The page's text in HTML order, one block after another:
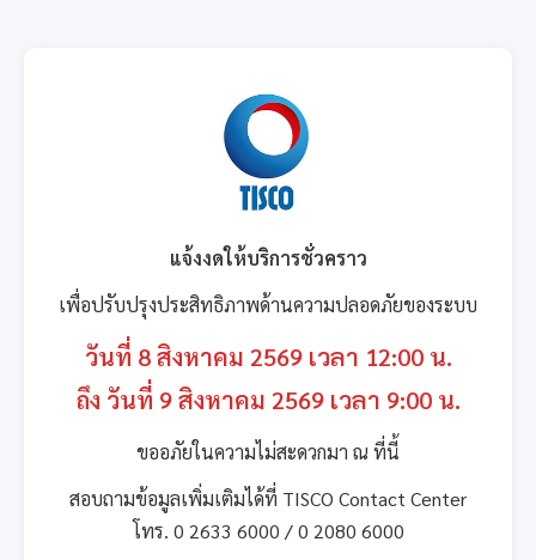
แจ้งงดให้บริการชั่วคราว
เพื่อปรับปรุงประสิทธิภาพด้านความปลอดภัยของระบบ
วันที่ 8 สิงหาคม 2569 เวลา 12:00 น.
ถึง วันที่ 9 สิงหาคม 2569 เวลา 9:00 น.
ขออภัยในความไม่สะดวกมา ณ ที่นี้
สอบถามข้อมูลเพิ่มเติมได้ที่ TISCO Contact Center
โทร. 0 2633 6000 / 0 2080 6000